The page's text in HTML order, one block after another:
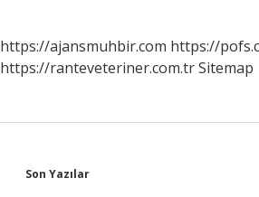
https://ajansmuhbir.com https://
https://ranteveteriner.com.trSitemap
Sidebar
Son Yazılar